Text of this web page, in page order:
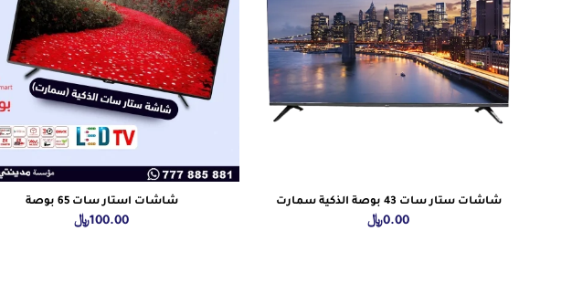
شاشات ستار سات 43 بوصة الذكية سمارت
0.00﷼
شاشات استار سات 65 بوصة
100.00﷼